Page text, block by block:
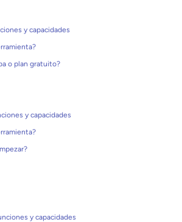
y capacidades
o plan gratuito?
y capacidades
y capacidades